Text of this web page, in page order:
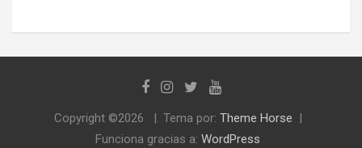
Copyright ©2026 Tema por: Theme Horse
Funciona gracias a: WordPress